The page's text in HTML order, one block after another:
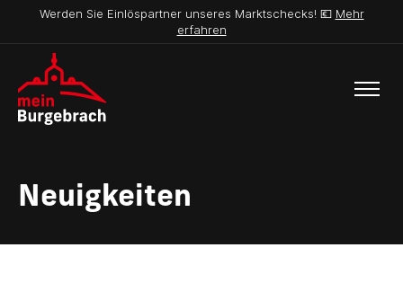
Werden Sie Einlöspartner unseres Marktschecks! 💶 Mehr
erfahren
Neuigkeiten